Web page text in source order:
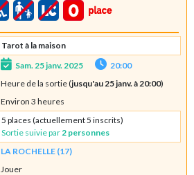
Tarot à la maison
Sam. 25 janv. 2025
20:00
Heure de la sortie (jusqu'au 25 janv. à 20:00)
Environ 3 heures
5 places (actuellement 5 inscrits)
Sortie suivie par 2 personnes
LA ROCHELLE (17)
Jouer